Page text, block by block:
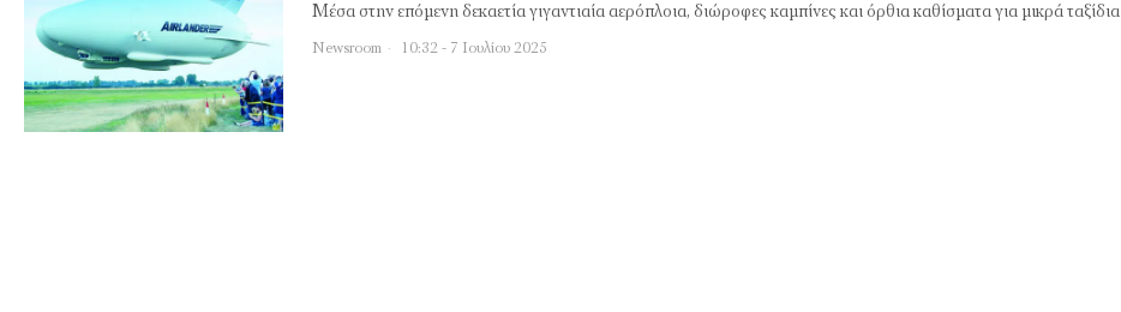
Μέσα στην επόμενη δεκαετία γιγαντιαία αερόπλοια, διώροφες καμπίνες και όρθια καθίσματα για μικρά ταξίδια
Newsroom 10:32 - 7 Ιουλίου 2025